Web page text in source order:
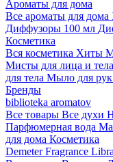
Ароматы для дома
Все ароматы для дома
Диффузоры 100 мл
Косметика
Вся косметика Хиты
Мисты для лица и тела
для тела Мыло для рук
Бренды
biblioteka aromatov
Все товары Все духи
Парфюмерная вода
для дома Косметика
Demeter Fragrance